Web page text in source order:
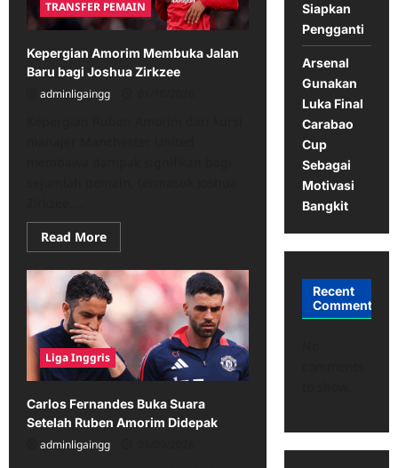
Media
oleh
Micah
Richards
TRANSFER PEMAIN
Kepergian Amorim Membuka Jalan
Baru bagi Joshua Zirkzee
adminligaingg
Read MoreRead
more
Kepergian
Amorim
Membuka
Jalan
Baru
bagi
Joshua
Zirkzee
Liga Inggris
Carlos Fernandes Buka Suara
Setelah Ruben Amorim Didepak
adminligaingg
Siapkan
Pengganti
Arsenal
Gunakan
Luka Final
Carabao
Cup
Sebagai
Motivasi
Bangkit
Recent
Comments